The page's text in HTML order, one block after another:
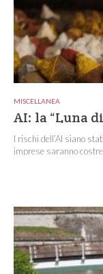
MISCELLANEA
AI: la “Luna
I rischi dell’AI siano
imprese saranno